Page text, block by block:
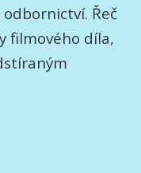
Řeč
filmového díla,